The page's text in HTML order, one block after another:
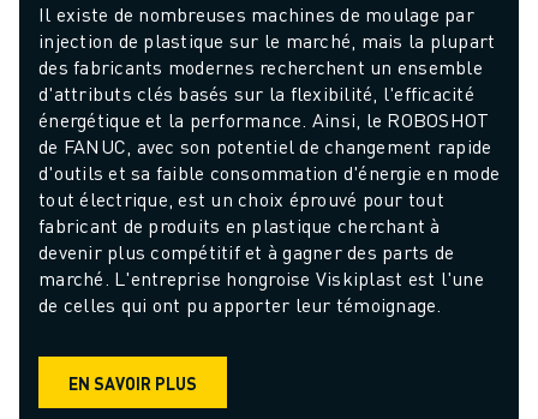
Il existe de nombreuses machines de moulage par
injection de plastique sur le marché, mais la plupart
des fabricants modernes recherchent un ensemble
d'attributs clés basés sur la flexibilité, l'efficacité
énergétique et la performance. Ainsi, le ROBOSHOT
de FANUC, avec son potentiel de changement rapide
d'outils et sa faible consommation d'énergie en mode
tout électrique, est un choix éprouvé pour tout
fabricant de produits en plastique cherchant à
devenir plus compétitif et à gagner des parts de
marché. L'entreprise hongroise Viskiplast est l'une
de celles qui ont pu apporter leur témoignage.
EN SAVOIR PLUS